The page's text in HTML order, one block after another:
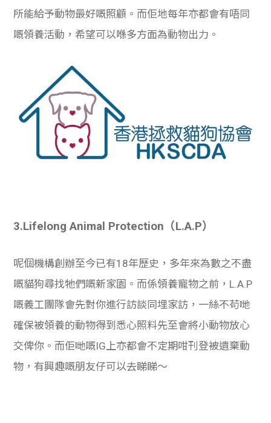
所能給予動物最好嘅照顧。而佢地每年亦都會有唔同
嘅領養活動，希望可以喺多方面為動物出力。
3.Lifelong Animal Protection（L.A.P）
呢個機構創辦至今已有18年歷史，多年來為數之不盡
嘅貓狗尋找牠們嘅新家園。而係領養寵物之前，L.A.P
嘅義工團隊會先對你進行訪談同埋家訪，一絲不苟哋
確保被領養的動物得到悉心照料先至會將小動物放心
交俾你。而佢哋嘅IG上亦都會不定期咁刊登被遺棄動
物，有興趣嘅朋友仔可以去睇睇～